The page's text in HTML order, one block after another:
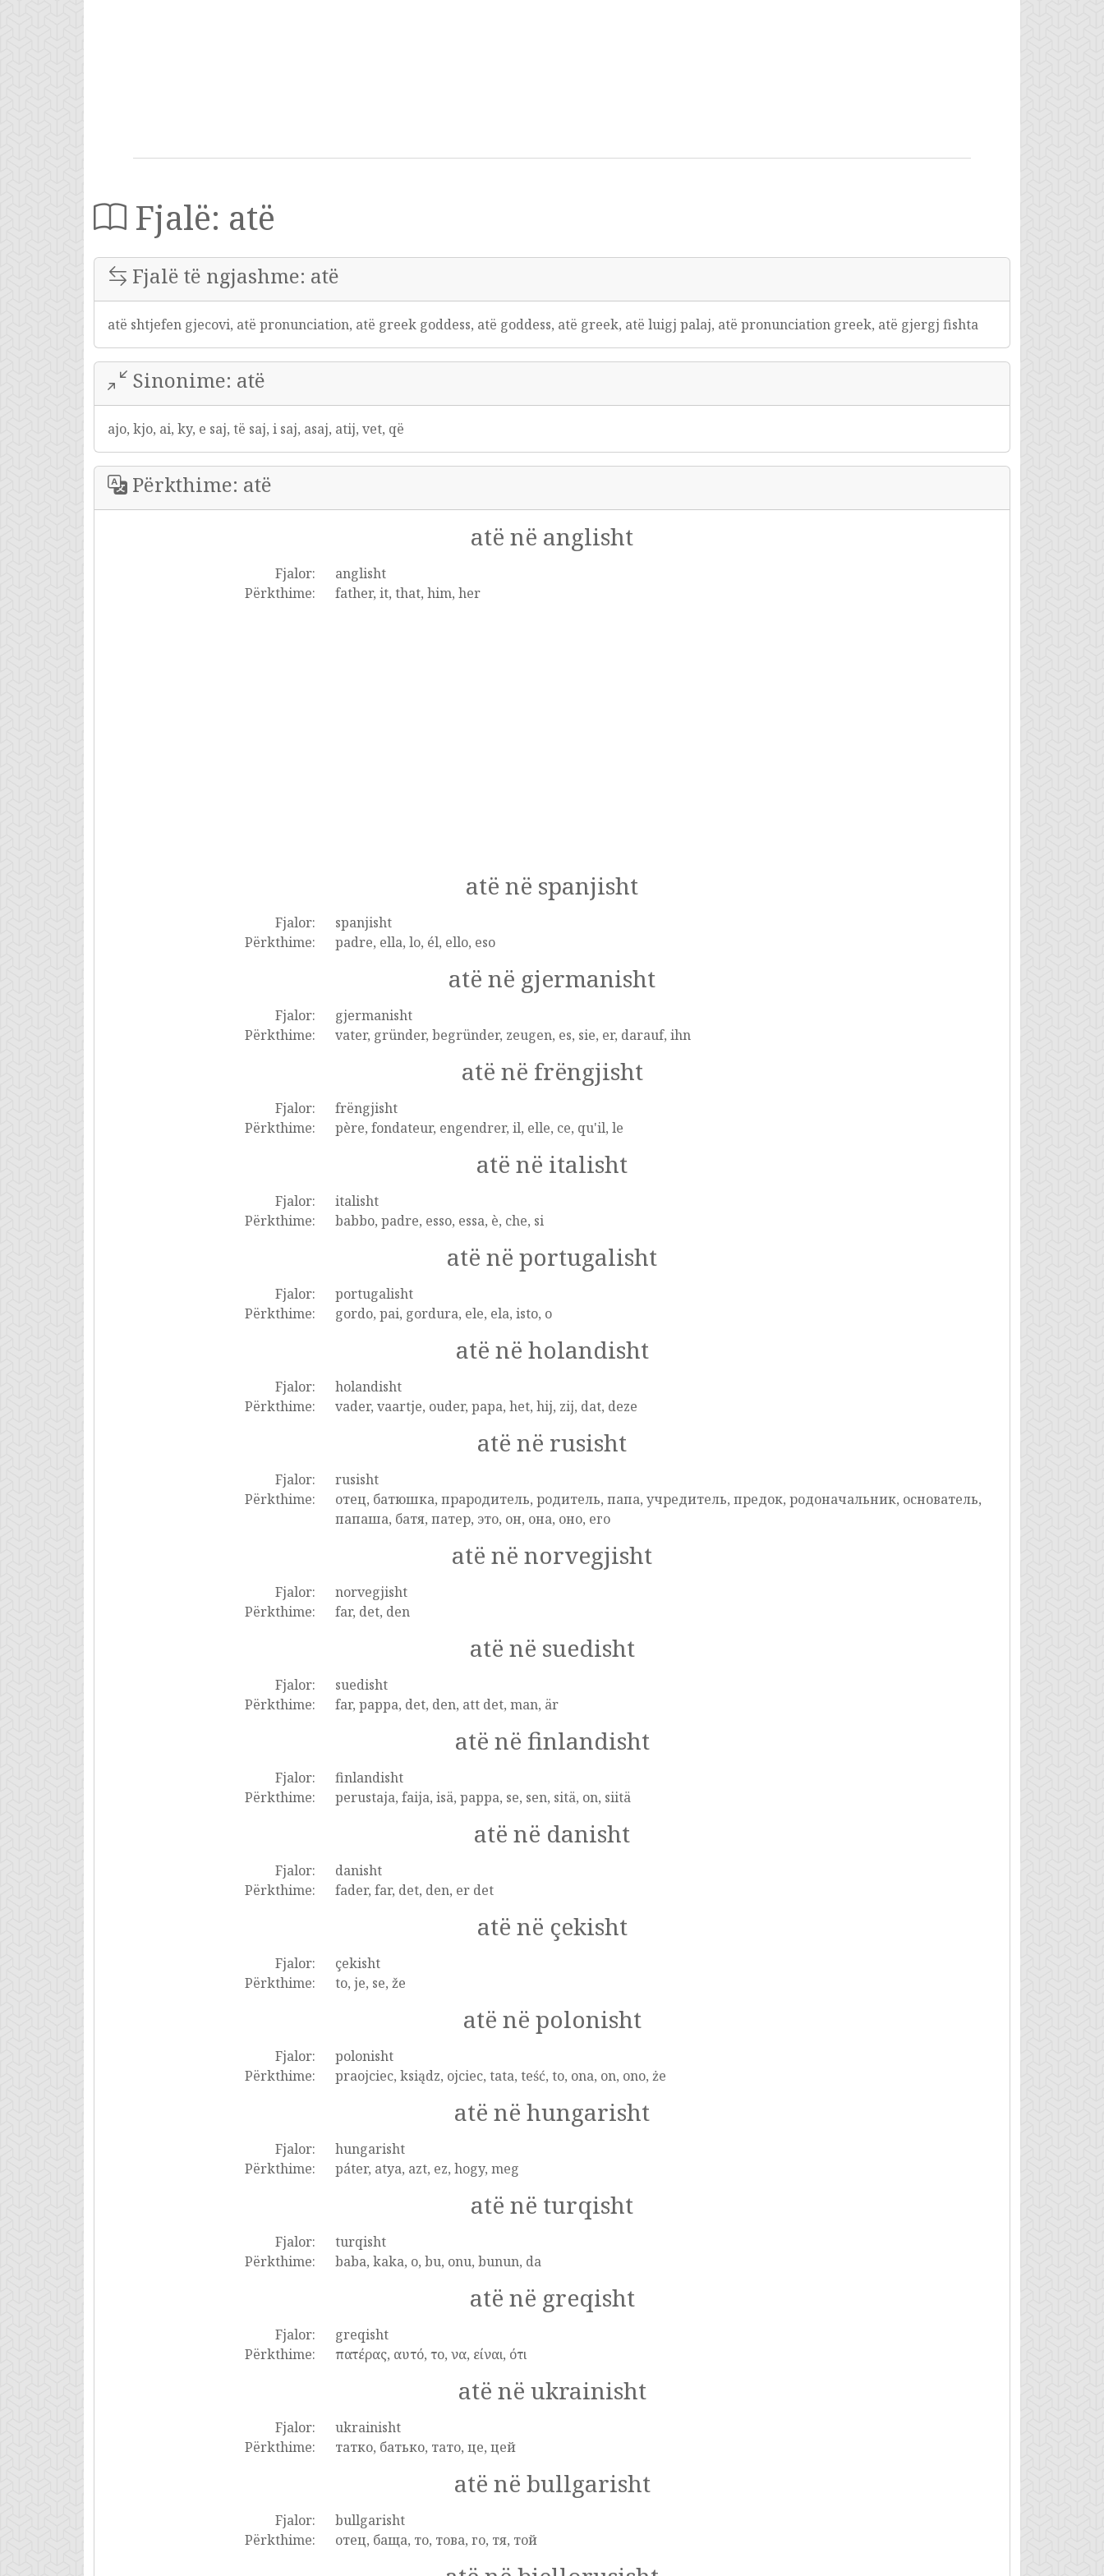
Fjalë: atë
Fjalë të ngjashme: atë
atë shtjefen gjecovi, atë pronunciation, atë greek goddess, atë goddess, atë greek, atë luigj palaj, atë pronunciation greek, atë gjergj fishta
Sinonime: atë
ajo, kjo, ai, ky, e saj, të saj, i saj, asaj, atij, vet, që
Përkthime: atë
atë në anglisht
Fjalor:
anglisht
Përkthime:
father, it, that, him, her
atë në spanjisht
Fjalor:
spanjisht
Përkthime:
padre, ella, lo, él, ello, eso
atë në gjermanisht
Fjalor:
gjermanisht
Përkthime:
vater, gründer, begründer, zeugen, es, sie, er, darauf, ihn
atë në frëngjisht
Fjalor:
frëngjisht
Përkthime:
père, fondateur, engendrer, il, elle, ce, qu'il, le
atë në italisht
Fjalor:
italisht
Përkthime:
babbo, padre, esso, essa, è, che, si
atë në portugalisht
Fjalor:
portugalisht
Përkthime:
gordo, pai, gordura, ele, ela, isto, o
atë në holandisht
Fjalor:
holandisht
Përkthime:
vader, vaartje, ouder, papa, het, hij, zij, dat, deze
atë në rusisht
Fjalor:
rusisht
Përkthime:
отец, батюшка, прародитель, родитель, папа, учредитель, предок, родоначальник, основатель,
папаша, батя, патер, это, он, она, оно, его
atë në norvegjisht
Fjalor:
norvegjisht
Përkthime:
far, det, den
atë në suedisht
Fjalor:
suedisht
Përkthime:
far, pappa, det, den, att det, man, är
atë në finlandisht
Fjalor:
finlandisht
Përkthime:
perustaja, faija, isä, pappa, se, sen, sitä, on, siitä
atë në danisht
Fjalor:
danisht
Përkthime:
fader, far, det, den, er det
atë në çekisht
Fjalor:
çekisht
Përkthime:
to, je, se, že
atë në polonisht
Fjalor:
polonisht
Përkthime:
praojciec, ksiądz, ojciec, tata, teść, to, ona, on, ono, że
atë në hungarisht
Fjalor:
hungarisht
Përkthime:
páter, atya, azt, ez, hogy, meg
atë në turqisht
Fjalor:
turqisht
Përkthime:
baba, kaka, o, bu, onu, bunun, da
atë në greqisht
Fjalor:
greqisht
Përkthime:
πατέρας, αυτό, το, να, είναι, ότι
atë në ukrainisht
Fjalor:
ukrainisht
Përkthime:
татко, батько, тато, це, цей
atë në bullgarisht
Fjalor:
bullgarisht
Përkthime:
отец, баща, то, това, го, тя, той